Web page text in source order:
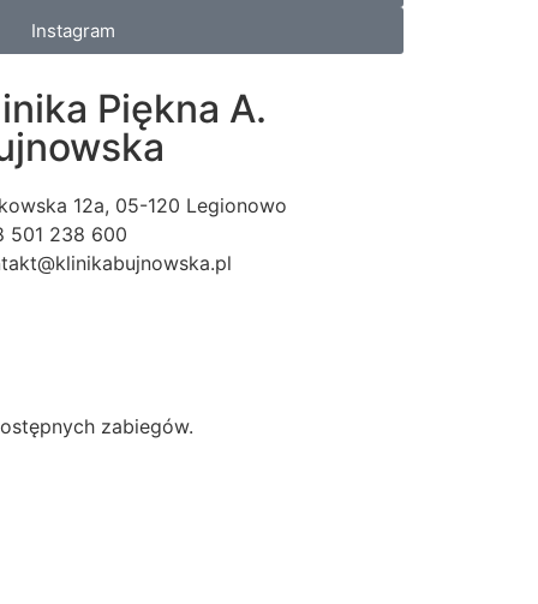
Instagram
Piękna A.
12a, 05-120 Legionowo
501 238 600
zabiegów.